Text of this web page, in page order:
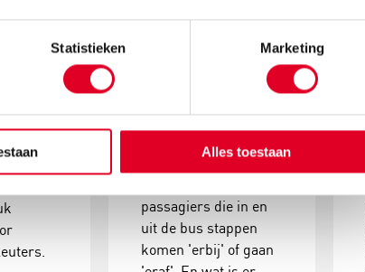
Statistieken Marketing
Alles toestaan
handig hulpmiddel
minsommen mee te
passagiers die in en
uit de bus stappen
komen 'erbij' of gaan